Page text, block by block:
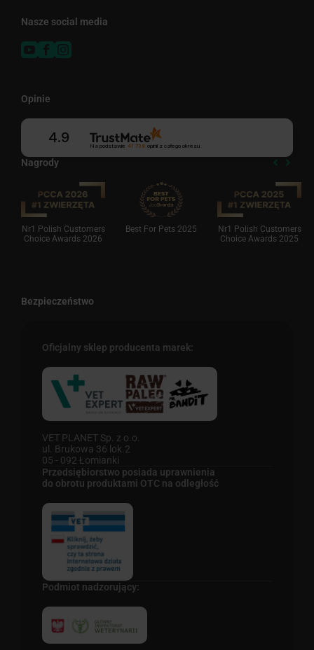
Nasze social media
Nagrody
Nr1 Polish Customers
Choice Awards 2026
Best For Pets 2025
Nr1 Polish Customers
Choice Awards 2025
Opinie
4.9
Na podstawie 41 738 opinii z całego okresu
Bezpieczeństwo
Oficjalny sklep producenta marek:
VET PLANET Sp. z o.o.
ul. Brukowa 36 lok.2
05 - 092 Łomianki
Przedsiębiorstwo posiada uprawnienia
do obrotu produktami OTC na odległość
Podmiot nadzorujący: